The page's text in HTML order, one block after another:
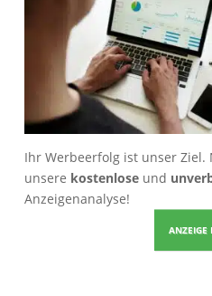
Ihr Werbeerfolg ist unser Ziel.
unsere kostenloseund
Anzeigenanalyse!
ANZEIGE